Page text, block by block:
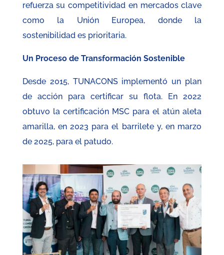
refuerza su competitividad en mercados clave
como la Unión Europea, donde la
sostenibilidad es prioritaria.
Un Proceso de Transformación Sostenible
Desde 2015, TUNACONS implementó un plan
de acción para certificar su flota. En 2022
obtuvo la certificación MSC para el atún aleta
amarilla, en 2023 para el barrilete y, en marzo
de 2025, para el patudo.